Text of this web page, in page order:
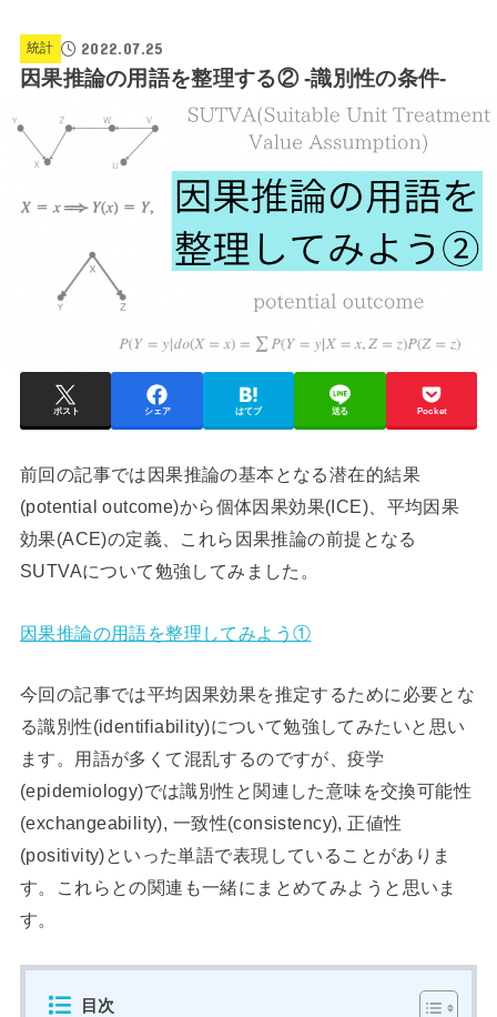
統計 2022.07.25
因果推論の用語を整理する② -識別性の条件-
ポスト シェア はてブ 送る Pocket
前回の記事では因果推論の基本となる潜在的結果
(potential outcome)から個体因果効果(ICE)、平均因果
効果(ACE)の定義、これら因果推論の前提となる
SUTVAについて勉強してみました。
因果推論の用語を整理してみよう①
今回の記事では平均因果効果を推定するために必要とな
る識別性(identifiability)について勉強してみたいと思い
ます。用語が多くて混乱するのですが、疫学
(epidemiology)では識別性と関連した意味を交換可能性
(exchangeability), 一致性(consistency), 正値性
(positivity)といった単語で表現していることがありま
す。これらとの関連も一緒にまとめてみようと思いま
す。
目次